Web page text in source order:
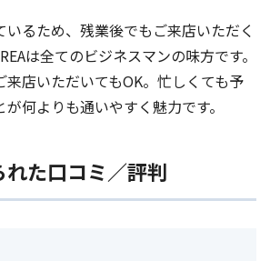
るため、残業後でもご来店いただく
は全てのビジネスマンの味方です。
来店いただいてもOK。忙しくても予
何よりも通いやすく魅力です。
れた口コミ／評判